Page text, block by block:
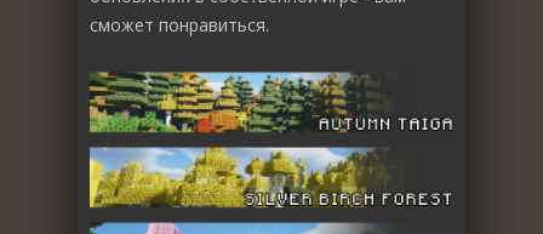
сможет понравиться.